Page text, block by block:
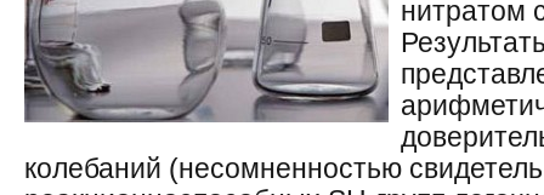
нитратом
колебаний (несомненностью